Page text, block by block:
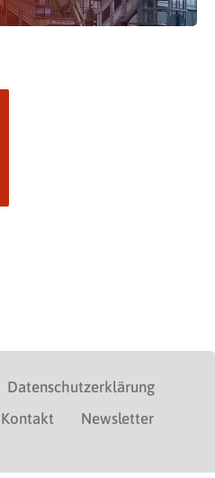
Datenschutzerklärung
Kontakt Newsletter